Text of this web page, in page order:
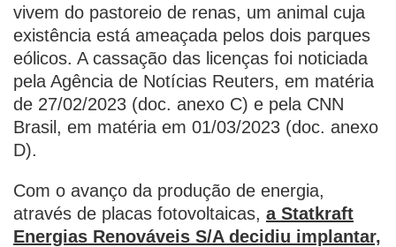
vivem do pastoreio de renas, um animal cuja
existência está ameaçada pelos dois parques
eólicos. A cassação das licenças foi noticiada
pela Agência de Notícias Reuters, em matéria
de 27/02/2023 (doc. anexo C) e pela CNN
Brasil, em matéria em 01/03/2023 (doc. anexo
D).
Com o avanço da produção de energia,
através de placas fotovoltaicas, a Statkraft
Energias Renováveis S/A decidiu implantar,